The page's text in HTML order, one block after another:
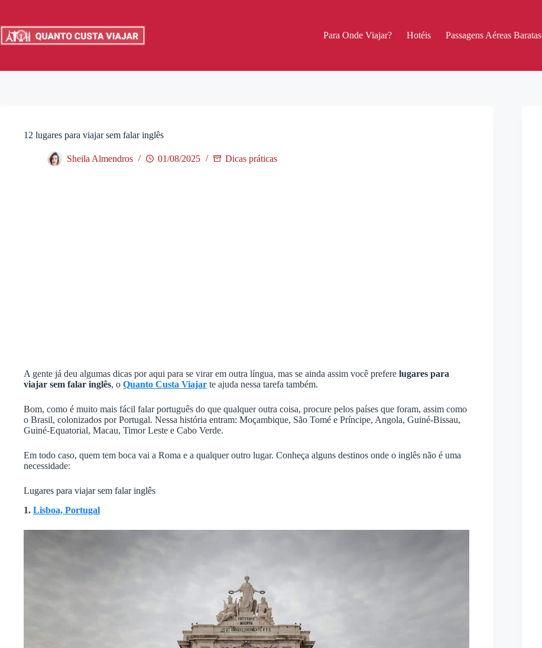
o
conteúdo
Para Onde Viajar? Hotéis Passagens Aéreas Baratas
12 lugares para viajar sem falar inglês
Sheila Almendros 01/08/2025 Dicas práticas
A gente já deu algumas dicas por aqui para se virar em outra língua, mas se ainda assim você prefere lugares para
viajar sem falar inglês, o Quanto Custa Viajar te ajuda nessa tarefa também.
Bom, como é muito mais fácil falar português do que qualquer outra coisa, procure pelos países que foram, assim como
o Brasil, colonizados por Portugal. Nessa história entram: Moçambique, São Tomé e Príncipe, Angola, Guiné-Bissau,
Guiné-Equatorial, Macau, Timor Leste e Cabo Verde.
Em todo caso, quem tem boca vai a Roma e a qualquer outro lugar. Conheça alguns destinos onde o inglês não é uma
necessidade:
Lugares para viajar sem falar inglês
1. Lisboa, Portugal